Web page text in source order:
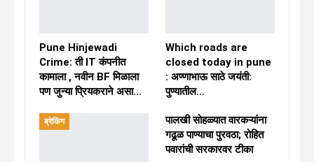
Pune Hinjewadi
Crime: ती IT कंपनीत
कामाला , नवीन BF मिळाला
पण जुन्या प्रियकराने असा…
Which roads are
closed today in pune
: अण्णाभाऊ साठे जयंती:
पुण्यातील…
ब्रेकिंग
पालखी सोहळ्यात वारकऱ्यांना
गढूळ पाण्याचा पुरवठा; रोहित
पवारांची सरकारवर टीका